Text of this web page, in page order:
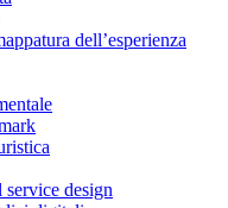
dell’esperienza
design